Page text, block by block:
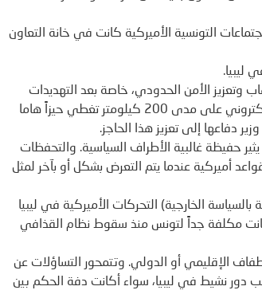
التونسية الأميركية كانت في خانة التعاون
ليبيا.
وتعزيز الأمن الحدودي، خاصة بعد التهديدات
الإرهابية الخطيرة التي واجهتها تونس سنة 2015، وتلاها تركيز حاجز ترابي والكتروني على مدى 200 كيلومتر تغطي حيزاً هاما
دفاعها إلى تعزيز هذا الحاجز.
حفيظة غالبية الأطراف السياسية. والتحفظات
أميركية عندما يتم التعرض بشكل أو بآخر لمثل
الخارجية) التحركات الأميركية في ليبيا
مكلفة جداً لتونس منذ سقوط نظام القذافي
الإقليمي أو الدولي. وتتمحور التساؤلات عن
دور نشيط في ليبيا، سواء أكانت دفة الحكم بين